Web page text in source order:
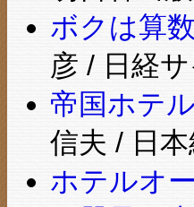
ボクは算
彦 / 日経
帝国ホテ
信夫 / 日
ホテルオ